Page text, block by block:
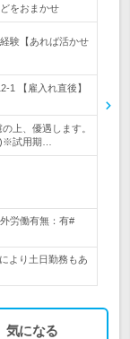
をおまかせ
験【あれば活かせ
1 【雇入れ直後】
上、優遇します。
試用期…
労働有無：有#
より土日勤務もあ
気になる